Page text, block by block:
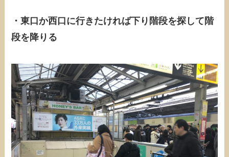
・東口か西口に行きたければ下り階段を探して階
段を降りる